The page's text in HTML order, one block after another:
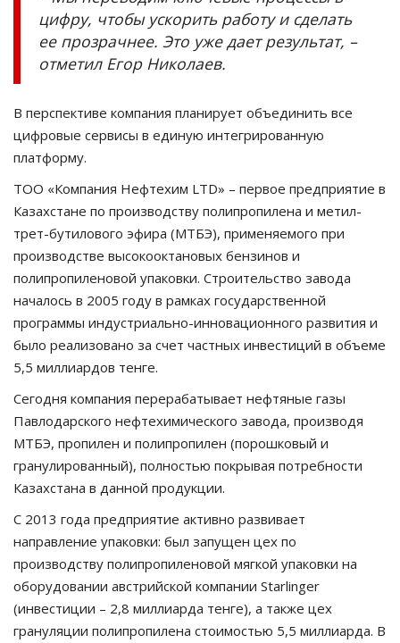
цифру, чтобы ускорить работу и сделать
ее прозрачнее. Это уже дает результат, –
отметил Егор Николаев.
В перспективе компания планирует объединить все
цифровые сервисы в единую интегрированную
платформу.
ТОО «Компания Нефтехим LTD» – первое предприятие в
Казахстане по производству полипропилена и метил-
трет-бутилового эфира (МТБЭ), применяемого при
производстве высокооктановых бензинов и
полипропиленовой упаковки. Строительство завода
началось в 2005 году в рамках государственной
программы индустриально-инновационного развития и
было реализовано за счет частных инвестиций в объеме
5,5 миллиардов тенге.
Сегодня компания перерабатывает нефтяные газы
Павлодарского нефтехимического завода, производя
МТБЭ, пропилен и полипропилен (порошковый и
гранулированный), полностью покрывая потребности
Казахстана в данной продукции.
С 2013 года предприятие активно развивает
направление упаковки: был запущен цех по
производству полипропиленовой мягкой упаковки на
оборудовании австрийской компании Starlinger
(инвестиции – 2,8 миллиарда тенге), а также цех
грануляции полипропилена стоимостью 5,5 миллиарда. В